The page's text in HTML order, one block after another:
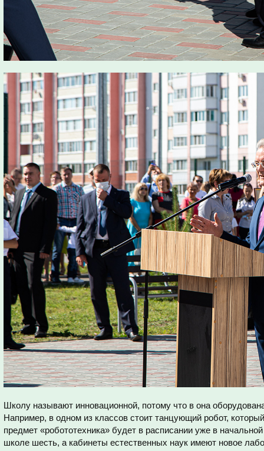
Школу называют инновационной, потому что в она
Например, в одном из классов стоит танцующий робот,
предмет «робототехника» будет в расписании уже в
школе шесть, а кабинеты естественных наук имеют новое